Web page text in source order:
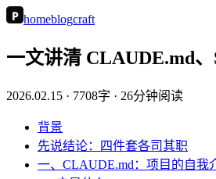
P homeblogcraft
一文讲清 CLAUDE.md
2026.02.15 · 7708字 · 26分钟阅读
背景
先说结论：四件套各司其职
一、CLAUDE.md：项目的自我